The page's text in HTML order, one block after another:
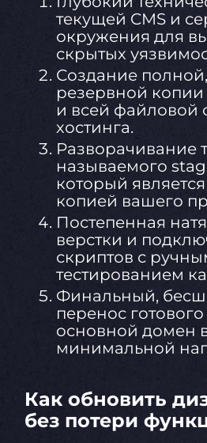
текущей CMS и
окружения для
скрытых
Создание
резервной
и всей файловой
хостинга.
Разворачивание
называемого
который
копией вашего
Постепенная
верстки и
скриптов с
тестированием
Финальный,
перенос
основной домен
минимальной
Как обновить
без потери